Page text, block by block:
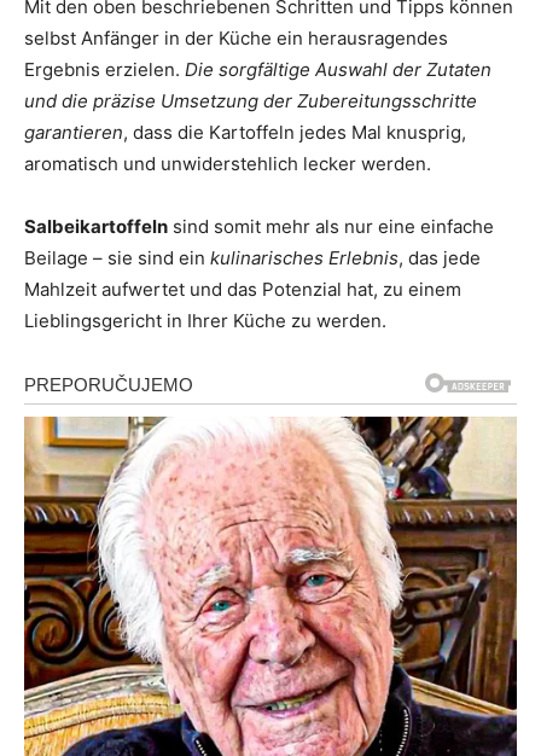
Mit den oben beschriebenen Schritten und Tipps können
selbst Anfänger in der Küche ein herausragendes
Ergebnis erzielen. Die sorgfältige Auswahl der Zutaten
und die präzise Umsetzung der Zubereitungsschritte
garantieren, dass die Kartoffeln jedes Mal knusprig,
aromatisch und unwiderstehlich lecker werden.
Salbeikartoffeln sind somit mehr als nur eine einfache
Beilage – sie sind ein kulinarisches Erlebnis, das jede
Mahlzeit aufwertet und das Potenzial hat, zu einem
Lieblingsgericht in Ihrer Küche zu werden.